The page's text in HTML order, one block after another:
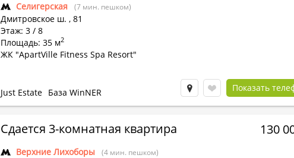
Селигерская (7 мин. пешком)
Дмитровское ш. , 81
Этаж: 3 / 8
Площадь: 35 м2
ЖК "ApartVille Fitness Spa Resort"
Just Estate База WinNER Показать
Сдается 3-комнатная квартира
Верхние Лихоборы (4 мин. пешком)
130